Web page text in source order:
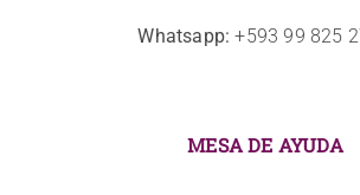
Whatsapp: +593 99 825
MESA DE AYUDA